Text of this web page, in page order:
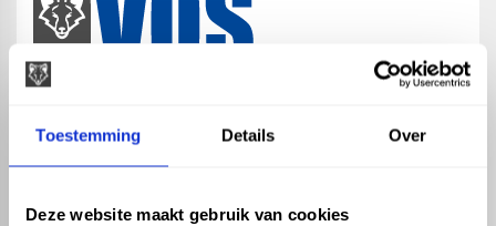
Toestemming Details Over
Deze website maakt gebruik van cookies
phone_enabled +31 416 75 02 55
mail info@vosproducts.nl